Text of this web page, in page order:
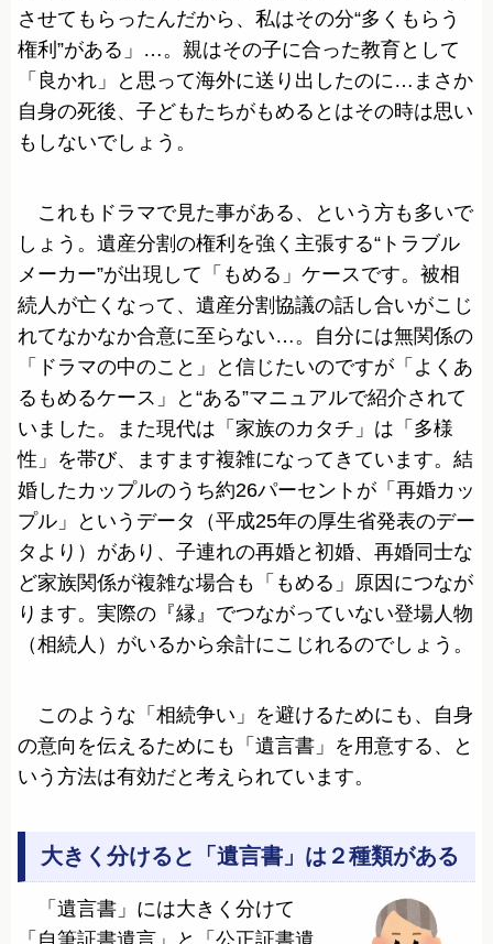
させてもらったんだから、私はその分“多くもらう
権利”がある」…。親はその子に合った教育として
「良かれ」と思って海外に送り出したのに…まさか
自身の死後、子どもたちがもめるとはその時は思い
もしないでしょう。
これもドラマで見た事がある、という方も多いで
しょう。遺産分割の権利を強く主張する“トラブル
メーカー”が出現して「もめる」ケースです。被相
続人が亡くなって、遺産分割協議の話し合いがこじ
れてなかなか合意に至らない…。自分には無関係の
「ドラマの中のこと」と信じたいのですが「よくあ
るもめるケース」と“ある”マニュアルで紹介されて
いました。また現代は「家族のカタチ」は「多様
性」を帯び、ますます複雑になってきています。結
婚したカップルのうち約26パーセントが「再婚カッ
プル」というデータ（平成25年の厚生省発表のデー
タより）があり、子連れの再婚と初婚、再婚同士な
ど家族関係が複雑な場合も「もめる」原因につなが
ります。実際の『縁』でつながっていない登場人物
（相続人）がいるから余計にこじれるのでしょう。
このような「相続争い」を避けるためにも、自身
の意向を伝えるためにも「遺言書」を用意する、と
いう方法は有効だと考えられています。
大きく分けると「遺言書」は２種類がある
「遺言書」には大きく分けて
「自筆証書遺言」と「公正証書遺